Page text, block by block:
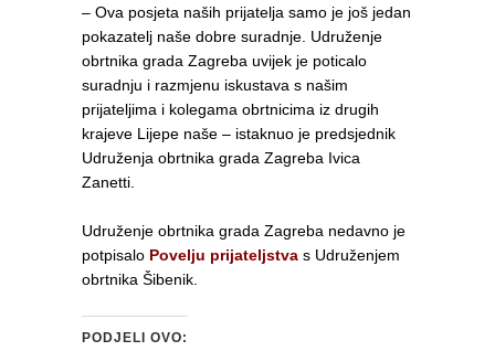
– Ova posjeta naših prijatelja samo je još jedan
pokazatelj naše dobre suradnje. Udruženje
obrtnika grada Zagreba uvijek je poticalo
suradnju i razmjenu iskustava s našim
prijateljima i kolegama obrtnicima iz drugih
krajeve Lijepe naše – istaknuo je predsjednik
Udruženja obrtnika grada Zagreba Ivica
Zanetti.
Udruženje obrtnika grada Zagreba nedavno je
potpisalo Povelju prijateljstva s Udruženjem
obrtnika Šibenik.
PODJELI OVO: